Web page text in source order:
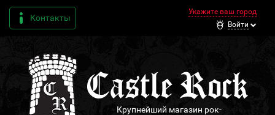
Контакты
Укажите ваш город
Войти
Крупнейший магазин рок-